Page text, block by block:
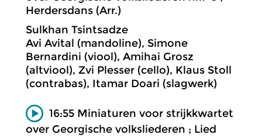
Herdersdans (Arr.)
Sulkhan Tsintsadze
Avi Avital (mandoline), Simone
Bernardini (viool), Amihai Grosz
(altviool), Zvi Plesser (cello), Klaus Stoll
(contrabas), Itamar Doari (slagwerk)
16:55 Miniaturen voor strijkkwartet
over Georgische volksliederen ; Lied